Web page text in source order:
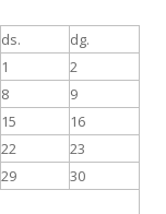
ds. dg.
1
2
8
9
15
16
22
23
29
30